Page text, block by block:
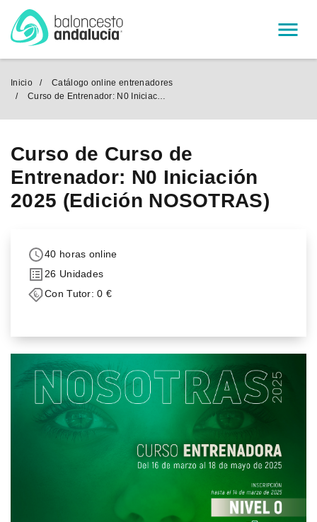
Menú
Inicio
Catálogo online entrenadores
Curso de Entrenador: N0 Iniciación 2025 (Edición N
Curso de Curso de
Entrenador: N0 Iniciación
2025 (Edición NOSOTRAS)
40 horas online
26 Unidades
Con Tutor: 0 €